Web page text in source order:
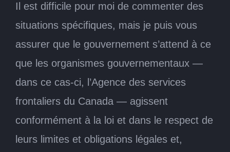
Il est difficile pour moi de commenter des
situations spécifiques, mais je puis vous
assurer que le gouvernement s’attend à ce
que les organismes gouvernementaux —
dans ce cas-ci, l’Agence des services
frontaliers du Canada — agissent
conformément à la loi et dans le respect de
leurs limites et obligations légales et,